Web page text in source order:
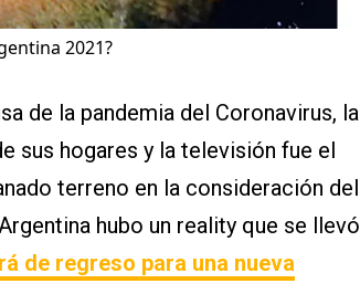
2021?
de la pandemia del Coronavirus, la
sus hogares y la televisión fue el
terreno en la consideración del
hubo un reality que se llevó
de regreso para una nueva